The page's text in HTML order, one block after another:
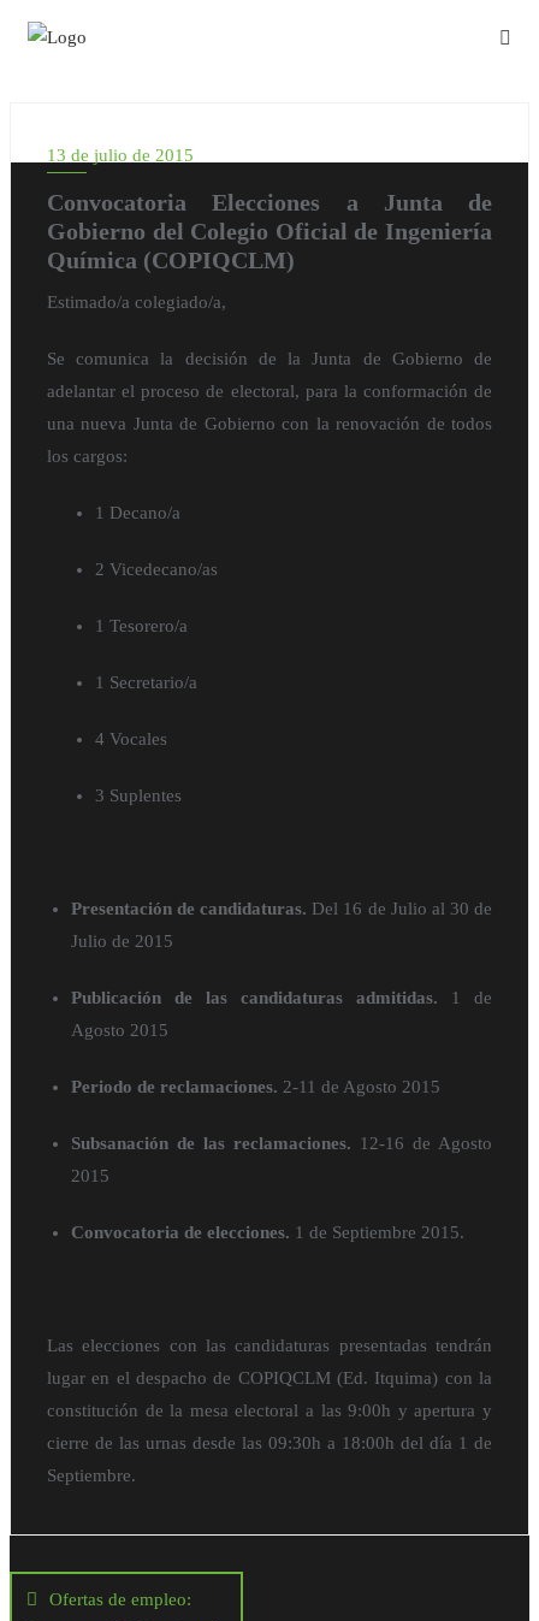
13 de julio de 2015
Convocatoria Elecciones a Junta de
Gobierno del Colegio Oficial de Ingeniería
Química (COPIQCLM)
Estimado/a colegiado/a,
Se comunica la decisión de la Junta de Gobierno de
adelantar el proceso de electoral, para la conformación de
una nueva Junta de Gobierno con la renovación de todos
los cargos:
1 Decano/a
2 Vicedecano/as
1 Tesorero/a
1 Secretario/a
4 Vocales
3 Suplentes
Presentación de candidaturas. Del 16 de Julio al 30 de
Julio de 2015
Publicación de las candidaturas admitidas. 1 de
Agosto 2015
Periodo de reclamaciones. 2-11 de Agosto 2015
Subsanación de las reclamaciones. 12-16 de Agosto
2015
Convocatoria de elecciones. 1 de Septiembre 2015.
Las elecciones con las candidaturas presentadas tendrán
lugar en el despacho de COPIQCLM (Ed. Itquima) con la
constitución de la mesa electoral a las 9:00h y apertura y
cierre de las urnas desde las 09:30h a 18:00h del día 1 de
Septiembre.
de
entradas
Ofertas de empleo: